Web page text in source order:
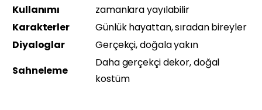
Kullanımı
zamanlara yayılabilir
Karakterler
Günlük hayattan, sıradan bireyler
Diyaloglar
Gerçekçi, doğala yakın
Sahneleme
Daha gerçekçi dekor, doğal
kostüm